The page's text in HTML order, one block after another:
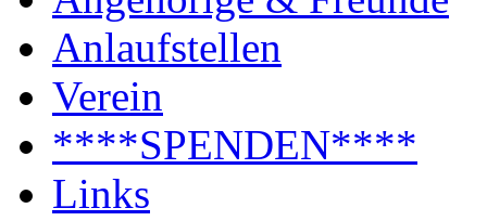
Anlaufstellen
Verein
****SPENDEN****
Links